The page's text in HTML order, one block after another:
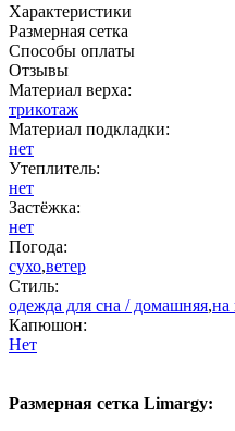
Характеристики
Размерная сетка
Способы оплаты
Отзывы
Материал верха:
трикотаж
Материал подкладки:
нет
Утеплитель:
нет
Застёжка:
нет
Погода:
сухо,ветер
Стиль:
одежда для сна / домашняя,на
Капюшон:
Нет
Размерная сетка Limargy: